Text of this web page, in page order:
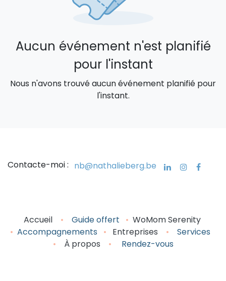
Aucun événement n'est planifié
pour l'instant
Nous n'avons trouvé aucun événement planifié pour
l'instant.
Cont​acte-moi : nb@nathalieberg.be
Acc​​​​u​eil • Guide offert • WoMom Serenity
• Accompagnements • Entreprises • Services
•
À propos • Rendez-vous